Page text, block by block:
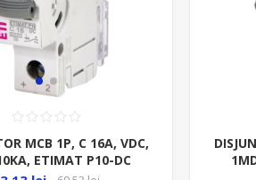
MCB 1P, C 16A, VDC,
ETIMAT P10-DC